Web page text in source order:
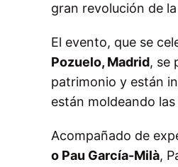
gran revolución de
El evento, que se
Pozuelo, Madrid, se
patrimonio y están
están moldeando
Acompañado de
o Pau García-Milà,